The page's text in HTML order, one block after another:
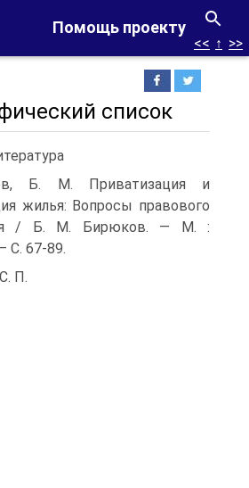
Помощь проекту
<< ↑ >>
список
Б. М. Приватизация и
жилья: Вопросы правового
/ Б. М. Бирюков. — М. :
С. 67-89.
П.